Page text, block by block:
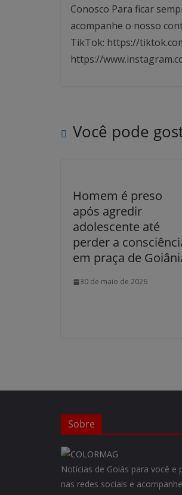
Conosco Para ficar
acompanhe o nosso
TikTok: https://
https://
Você pode
Homem é preso
após agredir
adolescente até
perder a
em praça de
30 de maio de 2026
Sobre
Notícias de Goiás para você
nas redes sociais e